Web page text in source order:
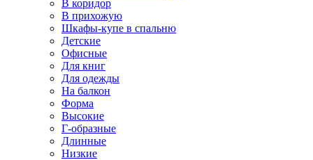
В коридор
В прихожую
Шкафы-купе в спальню
Детские
Офисные
Для книг
Для одежды
На балкон
Форма
Высокие
Г-образные
Длинные
Низкие